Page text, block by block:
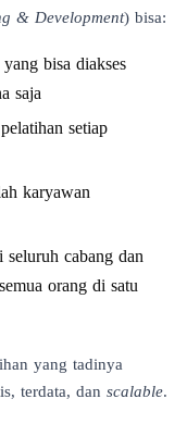
& Development) bisa:
bisa diakses
saja
setiap
karyawan
seluruh cabang dan
orang di satu
yang tadinya
terdata, dan scalable.